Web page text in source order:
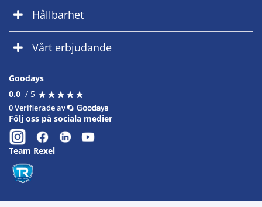
Hållbarhet
Vårt erbjudande
Goodays
0.0 / 5 ★★★★★
★★★★★
0 Verifierade av
Följ oss på sociala medier
Team Rexel